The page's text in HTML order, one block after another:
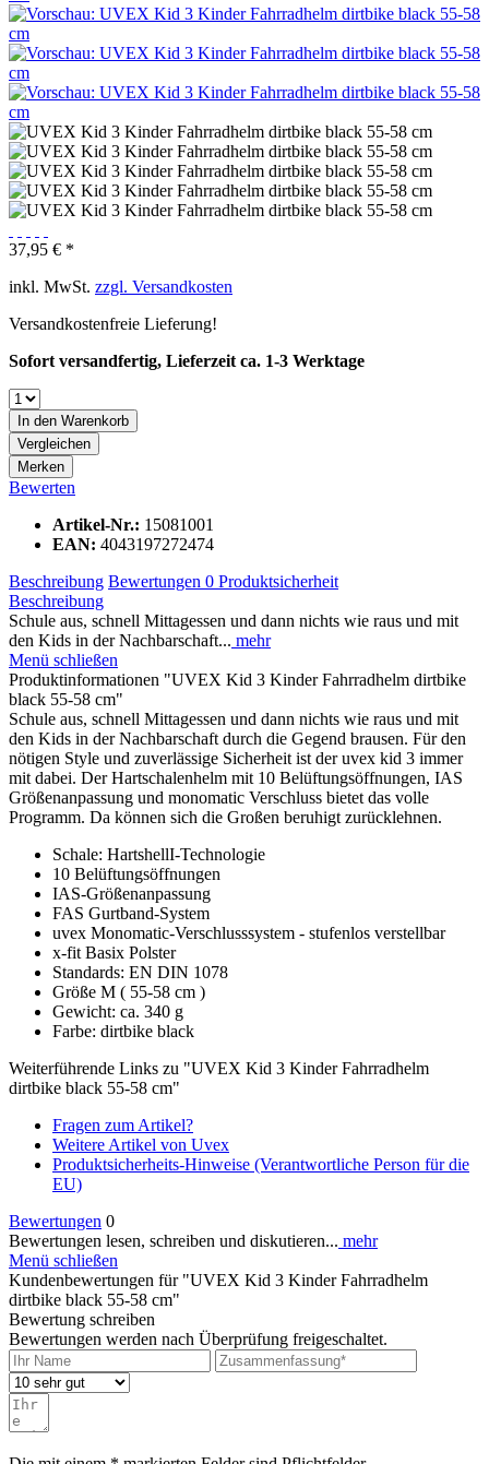
37,95 € *
inkl. MwSt. zzgl. Versandkosten
Versandkostenfreie Lieferung!
Sofort versandfertig, Lieferzeit ca. 1-3 Werktage
In den Warenkorb
Vergleichen
Merken
Bewerten
Artikel-Nr.: 15081001
EAN: 4043197272474
Beschreibung Bewertungen 0 Produktsicherheit
Beschreibung
Schule aus, schnell Mittagessen und dann nichts wie raus und mit
den Kids in der Nachbarschaft... mehr
Menü schließen
Produktinformationen "UVEX Kid 3 Kinder Fahrradhelm dirtbike
black 55-58 cm"
Schule aus, schnell Mittagessen und dann nichts wie raus und mit
den Kids in der Nachbarschaft durch die Gegend brausen. Für den
nötigen Style und zuverlässige Sicherheit ist der uvex kid 3 immer
mit dabei. Der Hartschalenhelm mit 10 Belüftungsöffnungen, IAS
Größenanpassung und monomatic Verschluss bietet das volle
Programm. Da können sich die Großen beruhigt zurücklehnen.
Schale: HartshellI-Technologie
10 Belüftungsöffnungen
IAS-Größenanpassung
FAS Gurtband-System
uvex Monomatic-Verschlusssystem - stufenlos verstellbar
x-fit Basix Polster
Standards: EN DIN 1078
Größe M ( 55-58 cm )
Gewicht: ca. 340 g
Farbe: dirtbike black
Weiterführende Links zu "UVEX Kid 3 Kinder Fahrradhelm
dirtbike black 55-58 cm"
Fragen zum Artikel?
Weitere Artikel von Uvex
Produktsicherheits-Hinweise (Verantwortliche Person für die
EU)
Bewertungen 0
Bewertungen lesen, schreiben und diskutieren... mehr
Menü schließen
Kundenbewertungen für "UVEX Kid 3 Kinder Fahrradhelm
dirtbike black 55-58 cm"
Bewertung schreiben
Bewertungen werden nach Überprüfung freigeschaltet.